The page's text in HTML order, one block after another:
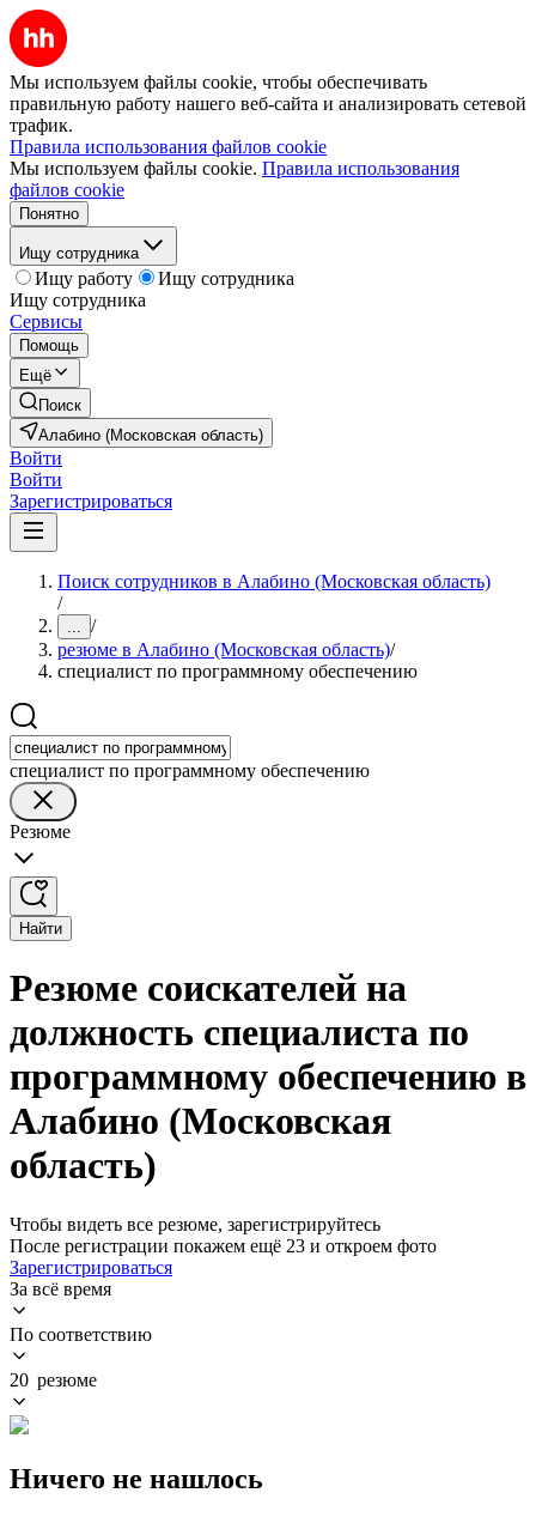
Мы используем файлы cookie, чтобы обеспечивать
правильную работу нашего веб-сайта и анализировать сетевой
трафик.
Правила использования файлов cookie
Мы используем файлы cookie. Правила использования
файлов cookie
Понятно
Ищу сотрудника
Ищу работу
Ищу сотрудника
Ищу сотрудника
Сервисы
Помощь
Ещё
Поиск
Алабино (Московская область)
Войти
Войти
Зарегистрироваться
Поиск сотрудников в Алабино (Московская область)
/
... /
резюме в Алабино (Московская область)/
специалист по программному обеспечению
специалист по программному обеспечению
Резюме
Найти
Резюме соискателей на
должность специалиста по
программному обеспечению в
Алабино (Московская
область)
Чтобы видеть все резюме, зарегистрируйтесь
После регистрации покажем ещё 23 и откроем фото
Зарегистрироваться
За всё время
По соответствию
20 резюме
Ничего не нашлось